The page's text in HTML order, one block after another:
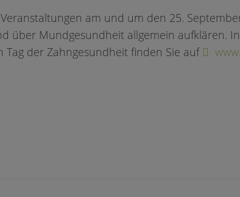
am und um den 25.
über Mundgesundheit allgemein aufklären.
Tag der Zahngesundheit finden Sie auf